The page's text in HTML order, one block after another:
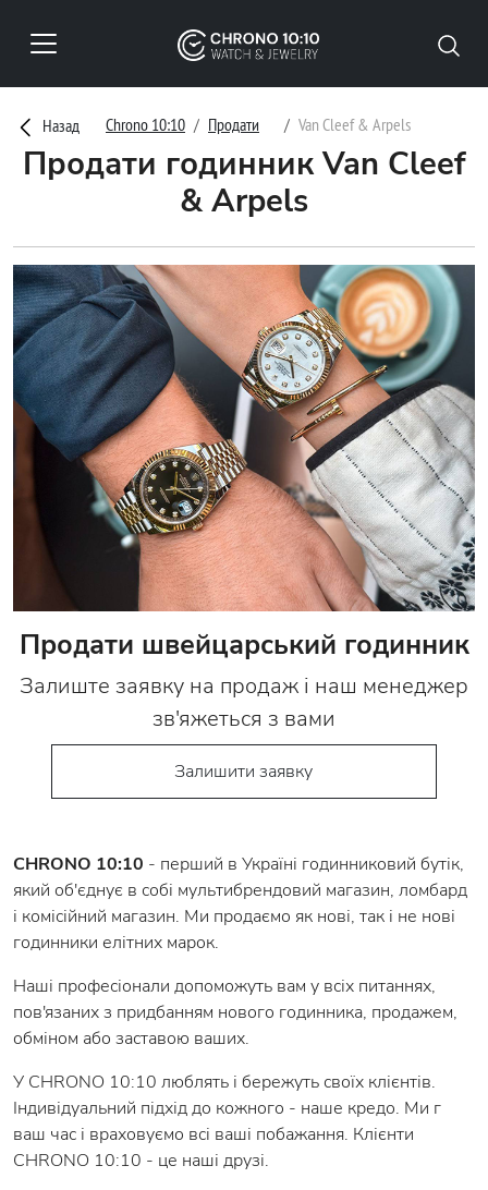
Назад Chrono 10:10 Продати Van Cleef & Arpels
Продати годинник Van Cleef
& Arpels
Продати швейцарський годинник
Залиште заявку на продаж і наш менеджер
зв'яжеться з вами
Залишити заявку
CHRONO 10:10 - перший в Україні годинниковий бутік,
який об'єднує в собі мультибрендовий магазин, ломбард
і комісійний магазин. Ми продаємо як нові, так і не нові
годинники елітних марок.
Наші професіонали допоможуть вам у всіх питаннях,
пов'язаних з придбанням нового годинника, продажем,
обміном або заставою ваших.
У CHRONO 10:10 люблять і бережуть своїх клієнтів.
Індивідуальний підхід до кожного - наше кредо. Ми г
ваш час і враховуємо всі ваші побажання. Клієнти
CHRONO 10:10 - це наші друзі.